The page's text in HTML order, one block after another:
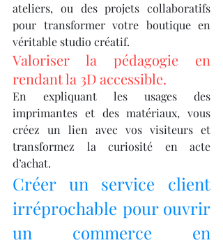
ateliers, ou des projets collaboratifs
pour transformer votre boutique en
véritable studio créatif.
Valoriser la pédagogie en
rendant la 3D accessible.
En expliquant les usages des
imprimantes et des matériaux, vous
créez un lien avec vos visiteurs et
transformez la curiosité en acte
d’achat.
Créer un service client
irréprochable pour ouvrir
un commerce en